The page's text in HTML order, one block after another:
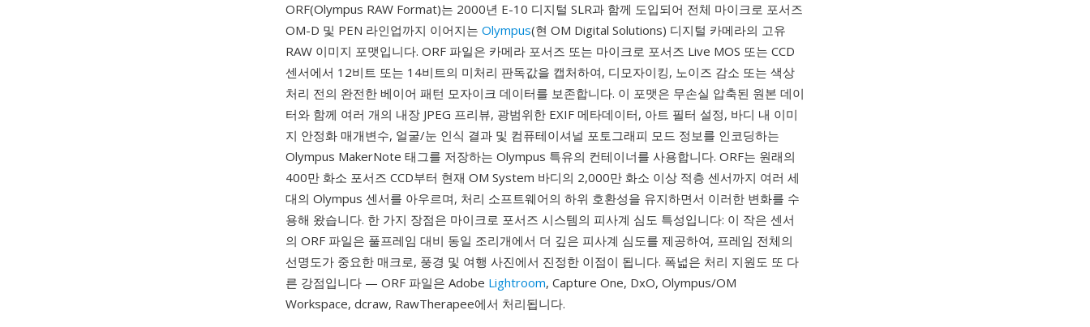
ORF(Olympus RAW Format)는 2000년 E-10 디지털 SLR과 함께 도입되어 전체 마이크로 포서즈
OM-D 및 PEN 라인업까지 이어지는 Olympus(현 OM Digital Solutions) 디지털 카메라의 고유
RAW 이미지 포맷입니다. ORF 파일은 카메라 포서즈 또는 마이크로 포서즈 Live MOS 또는 CCD
센서에서 12비트 또는 14비트의 미처리 판독값을 캡처하여, 디모자이킹, 노이즈 감소 또는 색상
처리 전의 완전한 베이어 패턴 모자이크 데이터를 보존합니다. 이 포맷은 무손실 압축된 원본 데이
터와 함께 여러 개의 내장 JPEG 프리뷰, 광범위한 EXIF 메타데이터, 아트 필터 설정, 바디 내 이미
지 안정화 매개변수, 얼굴/눈 인식 결과 및 컴퓨테이셔널 포토그래피 모드 정보를 인코딩하는
Olympus MakerNote 태그를 저장하는 Olympus 특유의 컨테이너를 사용합니다. ORF는 원래의
400만 화소 포서즈 CCD부터 현재 OM System 바디의 2,000만 화소 이상 적층 센서까지 여러 세
대의 Olympus 센서를 아우르며, 처리 소프트웨어의 하위 호환성을 유지하면서 이러한 변화를 수
용해 왔습니다. 한 가지 장점은 마이크로 포서즈 시스템의 피사계 심도 특성입니다: 이 작은 센서
의 ORF 파일은 풀프레임 대비 동일 조리개에서 더 깊은 피사계 심도를 제공하여, 프레임 전체의
선명도가 중요한 매크로, 풍경 및 여행 사진에서 진정한 이점이 됩니다. 폭넓은 처리 지원도 또 다
른 강점입니다 — ORF 파일은 Adobe Lightroom, Capture One, DxO, Olympus/OM
Workspace, dcraw, RawTherapee에서 처리됩니다.